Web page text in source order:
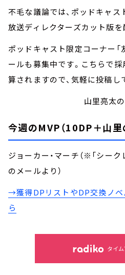
不毛な議論では、ポッドキャ
放送ディレクターズカット版を
ポッドキャスト限定コーナー「
ールも募集中です。こちらで
算されますので、気軽に投稿し
山里亮太
今週のMVP（10DP＋山里
ジョーカー・マーチ（※「シーク
のメールより）
→獲得DPリストやDP交換ノベ
ら
タイム